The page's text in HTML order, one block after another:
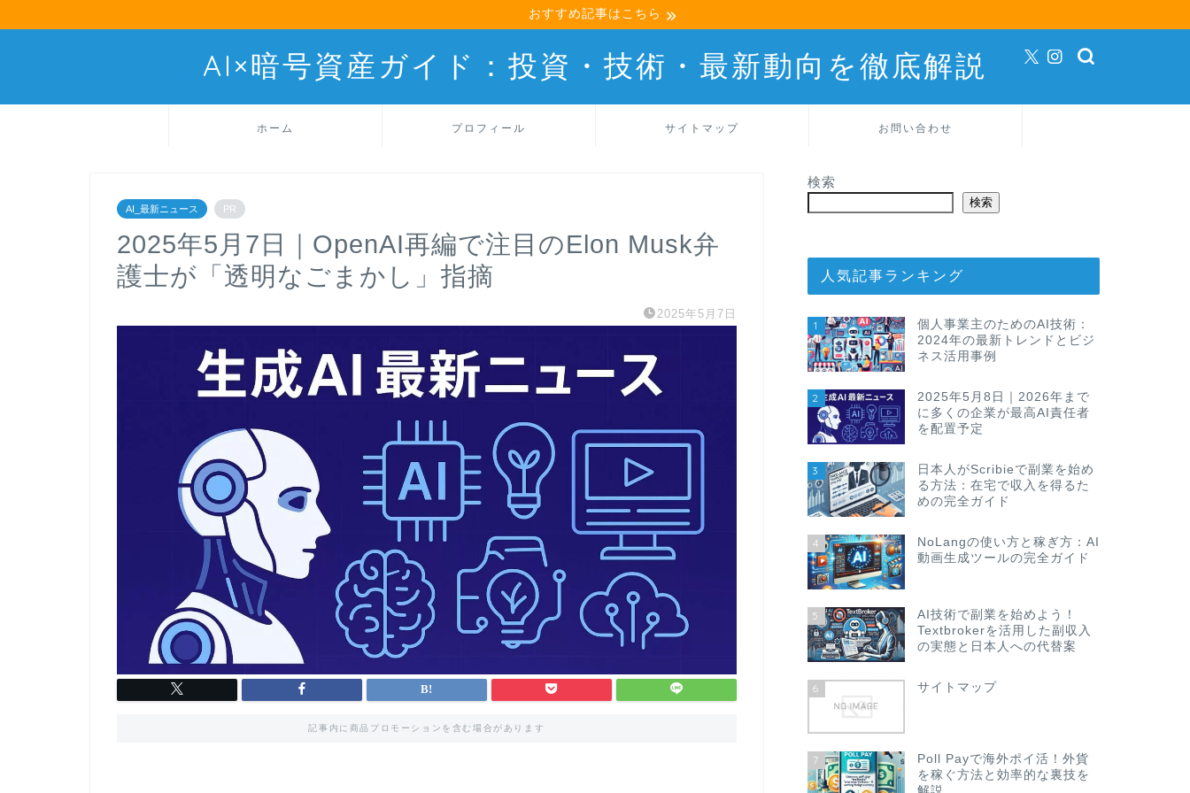
おすすめ記事はこちら
AI×暗号資産ガイド：投資・技術・最新動向を徹底解説
ホーム プロフィール サイトマップ お問い合わせ
AI_最新ニュース PR
2025年5月7日｜OpenAI再編で注目のElon Musk弁
護士が「透明なごまかし」指摘
2025年5月7日
記事内に商品プロモーションを含む場合があります
検索
検索
人気記事ランキング
1
個人事業主のためのAI技術：
2024年の最新トレンドとビジ
ネス活用事例
2
2025年5月8日｜2026年まで
に多くの企業が最高AI責任者
を配置予定
3
日本人がScribieで副業を始め
る方法：在宅で収入を得るた
めの完全ガイド
4
NoLangの使い方と稼ぎ方：AI
動画生成ツールの完全ガイド
5
AI技術で副業を始めよう！
Textbrokerを活用した副収入
の実態と日本人への代替案
6 サイトマップ
7
Poll Payで海外ポイ活！外貨
を稼ぐ方法と効率的な裏技を